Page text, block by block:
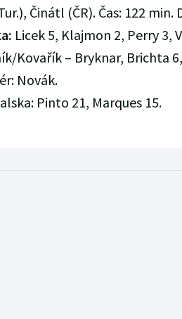
Činátl (ČR). Čas: 122 min.
Licek 5, Klajmon 2, Perry 3,
Kovařík – Bryknar, Brichta
Novák.
Pinto 21, Marques 15.